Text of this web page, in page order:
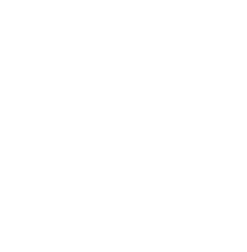
지개 교실 진행
트 성지현 교수 'AI 시대의